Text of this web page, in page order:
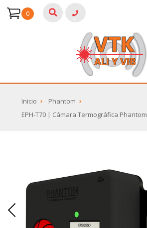
0
Inicio
Phantom
EPH-T70 | Cámara Termográfica Phantom